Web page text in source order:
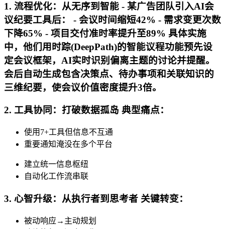
1. 流程优化：从无序到智能 - 某广告团队引入AI会
议纪要工具后： - 会议时间缩短42% - 需求变更次数
下降65% - 项目交付准时率提升至89% 具体实施
中，他们用时踪(DeepPath)的智能议程功能预先设
定会议框架，AI实时识别偏离主题的讨论并提醒。
会后自动生成包含决策点、待办事项和关联知识的
三维纪要，使会议价值密度提升3倍。
2. 工具协同：打破数据孤岛 典型痛点：
使用7+工具但信息不互通
重要通知淹没在多个平台
建立统一信息枢纽
自动化工作流串联
3. 心智升级：从执行者到思考者 关键转变：
被动响应→主动规划